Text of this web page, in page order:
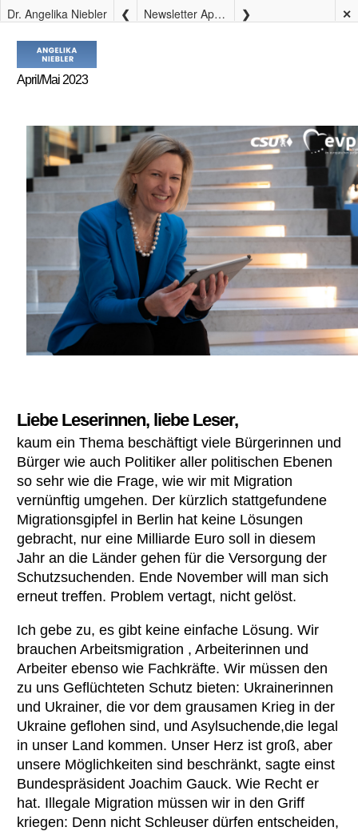
Dr. Angelika Niebler Newsletter April/Mai 2023 Sonderthema Migration ✕